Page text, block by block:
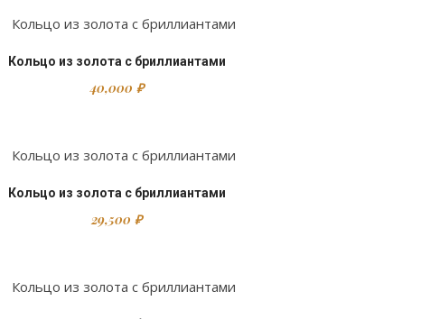
Кольцо из золота с бриллиантами
40,000 ₽
Кольцо из золота с бриллиантами
29,500 ₽